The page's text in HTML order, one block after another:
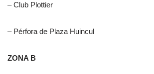
– Club Plottier
– Pérfora de Plaza Huincul
ZONA B